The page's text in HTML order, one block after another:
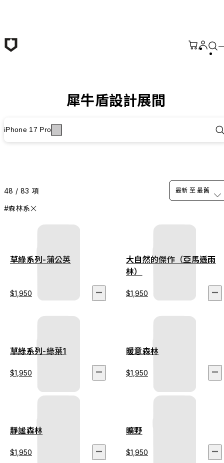
犀牛盾設計展間
iPhone 17 Pro
48 / 83 項
#森林系
最新 至 最舊
草綠系列-蒲公英
$1,950
大自然的傑作（亞馬遜雨
林）
$1,950
草綠系列-綠葉1
$1,950
暖意森林
$1,950
靜謐森林
$1,950
曠野
$1,950